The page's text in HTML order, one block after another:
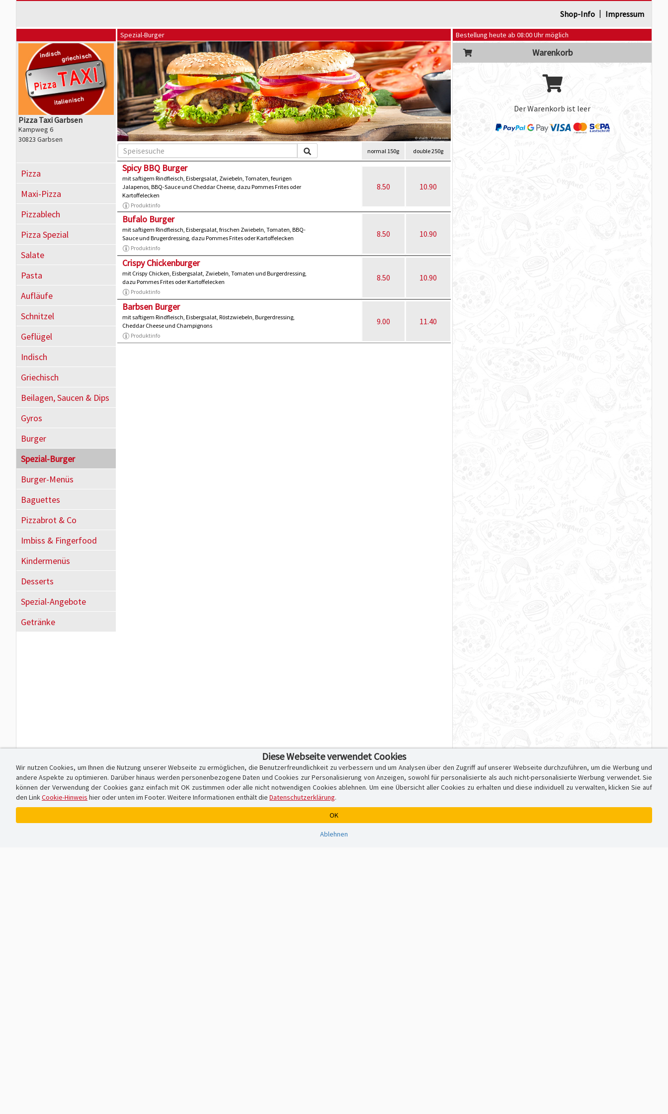
Shop-Info | Impressum
Bestellung heute ab 08:00 Uhr möglich
Warenkorb
Der Warenkorb ist leer
Pizza Taxi Garbsen
Kampweg 6
30823 Garbsen
Pizza
Maxi-Pizza
Pizzablech
Pizza Spezial
Salate
Pasta
Aufläufe
Schnitzel
Geflügel
Indisch
Griechisch
Beilagen, Saucen & Dips
Gyros
Burger
Spezial-Burger
Burger-Menüs
Baguettes
Pizzabrot & Co
Imbiss & Fingerfood
Kindermenüs
Desserts
Spezial-Angebote
Getränke
Spezial-Burger
normal 150g double 250g
Spicy BBQ Burger
mit saftigem Rindfleisch, Eisbergsalat, Zwiebeln, Tomaten, feurigen
Jalapenos, BBQ-Sauce und Cheddar Cheese, dazu Pommes Frites oder
Kartoffelecken
Produktinfo
8.50 10.90
Bufalo Burger
mit saftigem Rindfleisch, Eisbergsalat, frischen Zwiebeln, Tomaten, BBQ-
Sauce und Brugerdressing, dazu Pommes Frites oder Kartoffelecken
Produktinfo
8.50 10.90
Crispy Chickenburger
mit Crispy Chicken, Eisbergsalat, Zwiebeln, Tomaten und Burgerdressing,
dazu Pommes Frites oder Kartoffelecken
Produktinfo
8.50 10.90
Barbsen Burger
mit saftigem Rindfleisch, Eisbergsalat, Röstzwiebeln, Burgerdressing,
Cheddar Cheese und Champignons
Produktinfo
9.00 11.40
Diese Webseite verwendet Cookies
Wir nutzen Cookies, um Ihnen die Nutzung unserer Webseite zu ermöglichen, die Benutzerfreundlichkeit zu verbessern und um Analysen über den Zugriff auf unserer Webseite durchzuführen, um die Werbung und
andere Aspekte zu optimieren. Darüber hinaus werden personenbezogene Daten und Cookies zur Personalisierung von Anzeigen, sowohl für personalisierte als auch nicht-personalisierte Werbung verwendet. Sie
können der Verwendung der Cookies ganz einfach mit OK zustimmen oder alle nicht notwendigen Cookies ablehnen. Um eine Übersicht aller Cookies zu erhalten und diese individuell zu verwalten, klicken Sie auf
den LinkCookie-Hinweis hier oder unten im Footer. Weitere Informationen enthält die Datenschutzerklärung.
OK
Ablehnen